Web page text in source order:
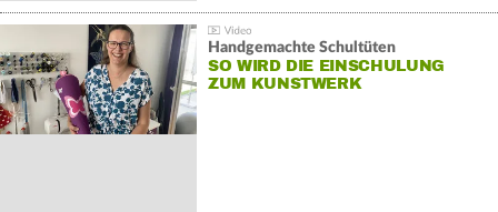
Handgemachte Schultüten
SO WIRD DIE EINSCHULUNG
ZUM KUNSTWERK